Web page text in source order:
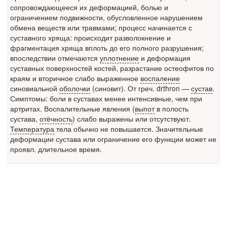
встрече с журналистами ведущих...
Местная анестезия развивает кардиотоксичность
Федеральная служба по
надзору в сфере
здравоохранения озвучила
тревожную статистику. Она
касаются увеличения риска
острой кардиотоксичности и
роста сопутствующих
осложнений от...
Закон о праве родителей находиться с детьми в
сопровождающееся их деформацией, болью и
ограничением подвижности, обусловленное нарушением
обмена веществ или травмами; процесс начинается с
суставного хряща: происходит разволокнение и
фрагментация хряща вплоть до его полного разрушения;
впоследствии отмечаются уплотнение и деформация
суставных поверхностей костей, разрастание остеофитов по
краям и вторичное слабо выраженное воспаление
синовиальной оболочки (синовит). От греч. drthron — сустав.
Симптомы: боли в суставах менее интенсивные, чем при
артритах. Воспалительные явления (выпотв полость
сустава, отёчность) слабо выражены или отсутствуют.
Температура тела обычно не повышается. Значительные
деформации сустава или ограничение его функции может не
проявл. длительное время.